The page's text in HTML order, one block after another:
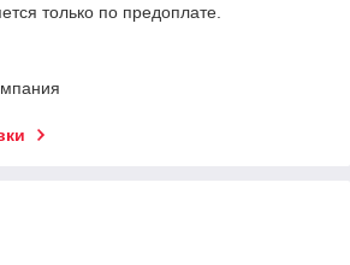
только по предоплате.